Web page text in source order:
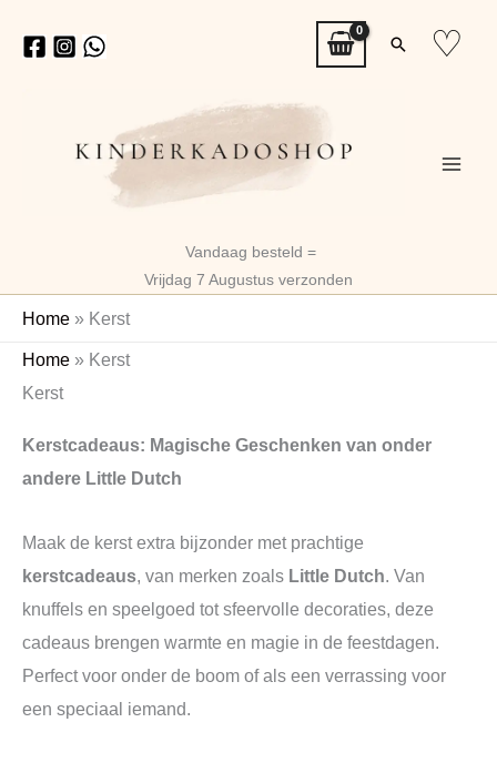
naar
Zoeken
♡
Vandaag besteld =
Vrijdag 7 Augustus verzonden
Home » Kerst
Home » Kerst
Kerst
Kerstcadeaus: Magische Geschenken van onder
andere Little Dutch
Maak de kerst extra bijzonder met prachtige
kerstcadeaus, van merken zoals Little Dutch. Van
knuffels en speelgoed tot sfeervolle decoraties, deze
cadeaus brengen warmte en magie in de feestdagen.
Perfect voor onder de boom of als een verrassing voor
een speciaal iemand.